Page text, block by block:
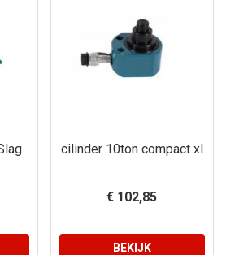
cilinder 10ton compact xl
€ 102,85
BEKIJK